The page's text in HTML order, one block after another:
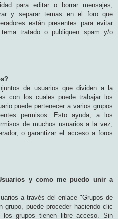
para editar o borrar mensajes,
y separar temas en el foro que
están presentes para evitar
tratado o publiquen spam y/o
de usuarios que dividen a la
con los cuales puede trabajar los
puede pertenecer a varios grupos
permisos. Esto ayuda, a los
de muchos usuarios a la vez,
o garantizar el acceso a foros
y como me puedo unir a
a través del enlace "Grupos de
grupo, puede proceder haciendo clic
grupos tienen libre acceso. Sin